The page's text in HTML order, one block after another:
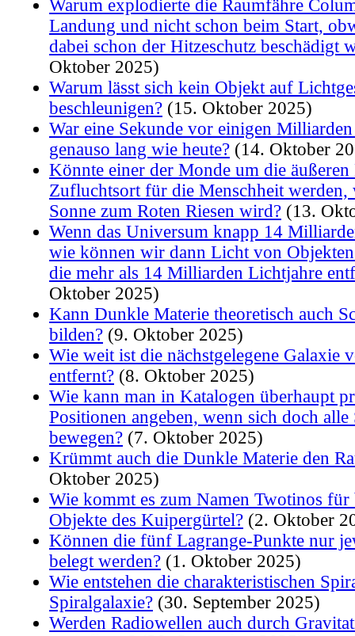
Warum explodierte die Raumfähre
Landung und nicht schon beim Start,
dabei schon der Hitzeschutz beschädigt
Oktober 2025)
Warum lässt sich kein Objekt auf
beschleunigen? (15. Oktober 2025)
War eine Sekunde vor einigen Milliarden
genauso lang wie heute? (14. Oktober
Könnte einer der Monde um die äußeren
Zufluchtsort für die Menschheit werden,
Sonne zum Roten Riesen wird? (13.
Wenn das Universum knapp 14
wie können wir dann Licht von
die mehr als 14 Milliarden Lichtjahre
Oktober 2025)
Kann Dunkle Materie theoretisch auch
bilden? (9. Oktober 2025)
Wie weit ist die nächstgelegene Galaxie
entfernt? (8. Oktober 2025)
Wie kann man in Katalogen überhaupt
Positionen angeben, wenn sich doch alle
bewegen? (7. Oktober 2025)
Krümmt auch die Dunkle Materie den
Oktober 2025)
Wie kommt es zum Namen Twotinos für
Objekte des Kuipergürtel? (2. Oktober
Können die fünf Lagrange-Punkte nur
belegt werden? (1. Oktober 2025)
Wie entstehen die charakteristischen
Spiralgalaxie? (30. September 2025)
Werden Radiowellen auch durch